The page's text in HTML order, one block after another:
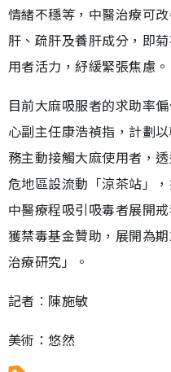
情緒不穩等，中醫治療可
肝、疏肝及養肝成分，即
用者活力，紓緩緊張焦慮。
目前大麻吸服者的求助率
心副主任康浩禎指，計劃
務主動接觸大麻使用者，
危地區設流動「涼茶站」
中醫療程吸引吸毒者展開
獲禁毒基金贊助，展開為
治療研究」。
記者︰陳施敏
美術：悠然